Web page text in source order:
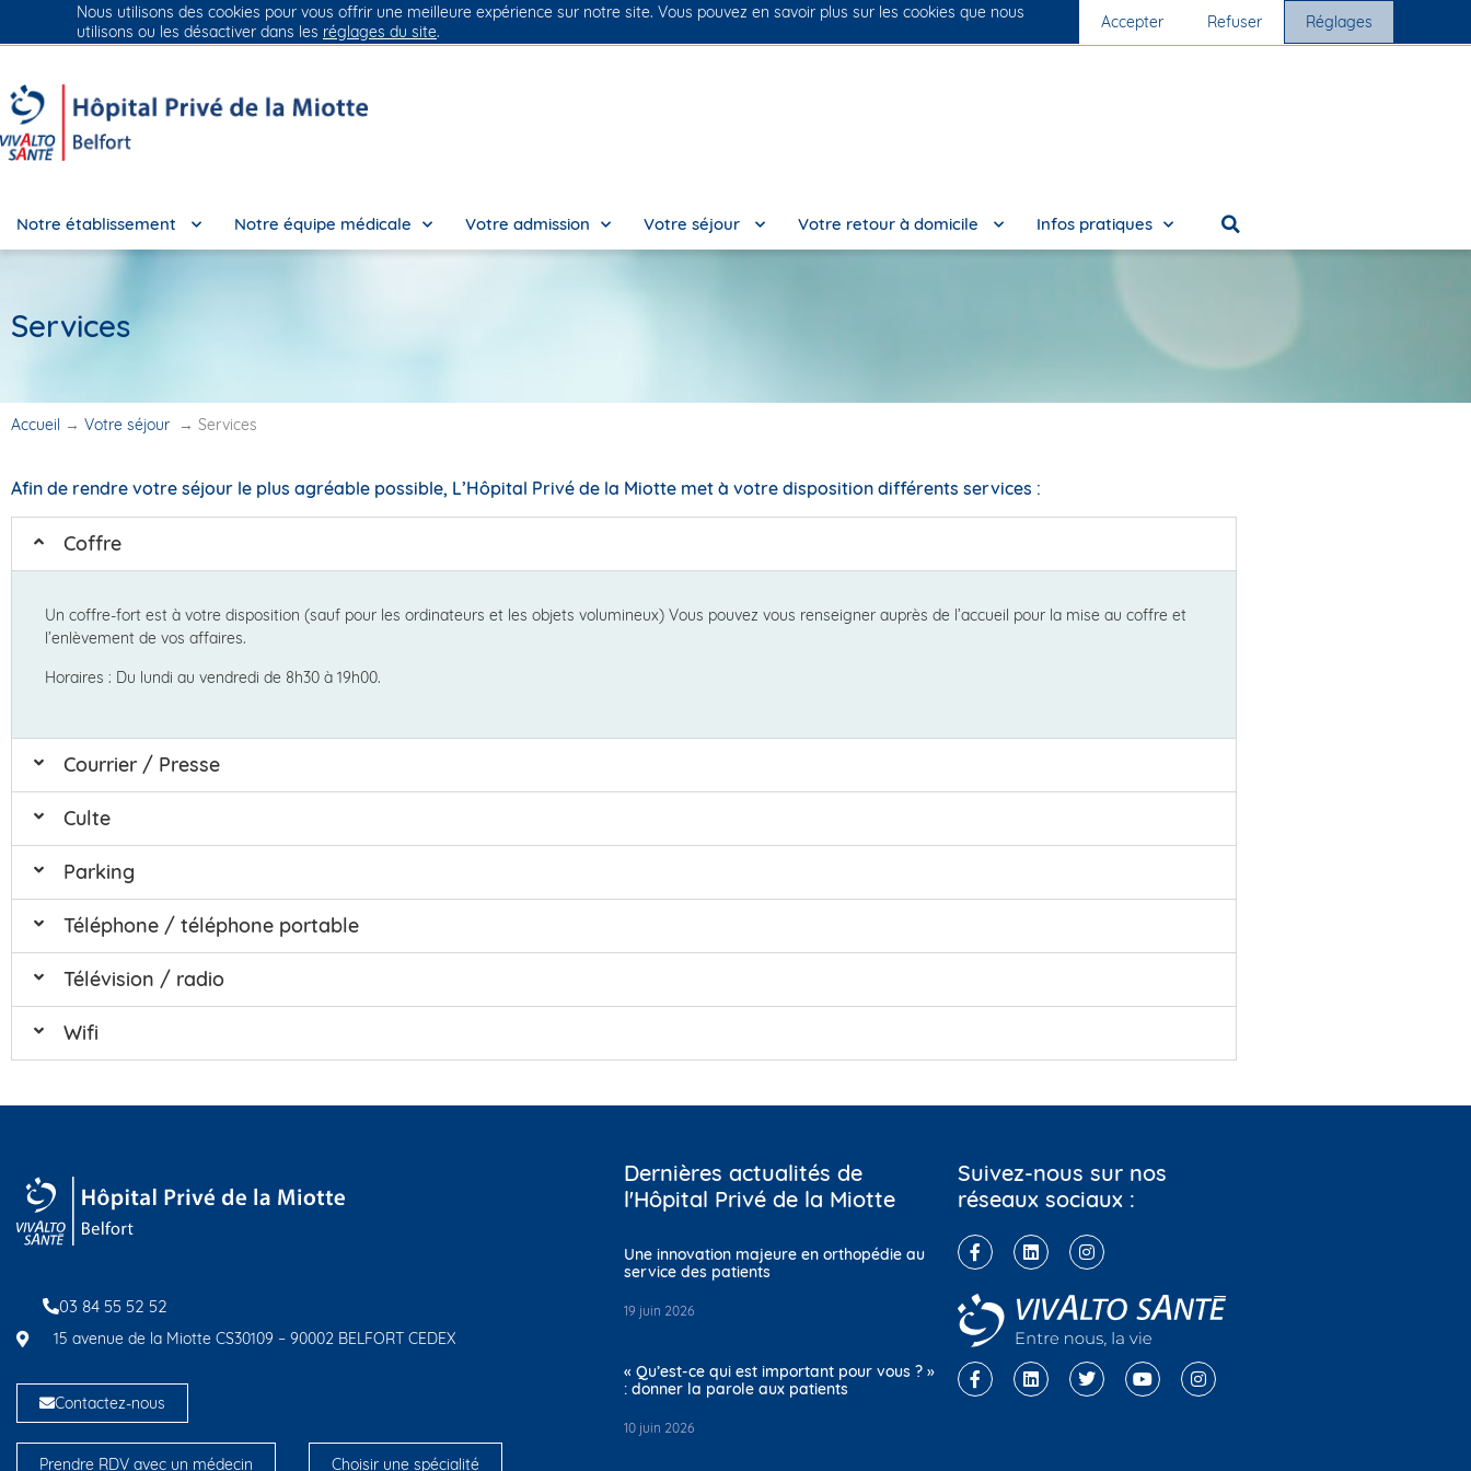
Groupe Vivalto Santé Entre nous, la vie Nos cliniques Nous rejoindre
Notre établissement Notre équipe médicale Votre admission Votre séjour Votre retour à domicile Infos pratiques
Services
Accueil → Votre séjour → Services
Afin de rendre votre séjour le plus agréable possible, L’Hôpital Privé de la Miotte met à votre disposition différents services :
Coffre
Un coffre-fort est à votre disposition (sauf pour les ordinateurs et les objets volumineux) Vous pouvez vous renseigner auprès de l’accueil pour la mise au coffre et
l’enlèvement de vos affaires.
Horaires : Du lundi au vendredi de 8h30 à 19h00.
Courrier / Presse
Culte
Parking
Téléphone / téléphone portable
Télévision / radio
Wifi
03 84 55 52 52
15 avenue de la Miotte CS30109 – 90002 BELFORT CEDEX
Contactez-nous
Prendre RDV avec un médecin Choisir une spécialité
Dernières actualités de
l'Hôpital Privé de la Miotte
Une innovation majeure en orthopédie au
service des patients
19 juin 2026
« Qu’est-ce qui est important pour vous ? »
: donner la parole aux patients
10 juin 2026
Suivez-nous sur nos
réseaux sociaux :
Nous utilisons des cookies pour vous offrir une meilleure expérience sur notre site. Vous pouvez en savoir plus sur les cookies que nous
utilisons ou les désactiver dans les réglages du site. Accepter Refuser Réglages